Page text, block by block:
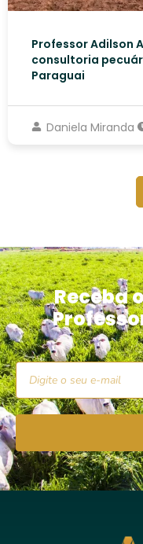
Professor Adilson
consultoria
Paraguai
Daniela Miranda
Receba